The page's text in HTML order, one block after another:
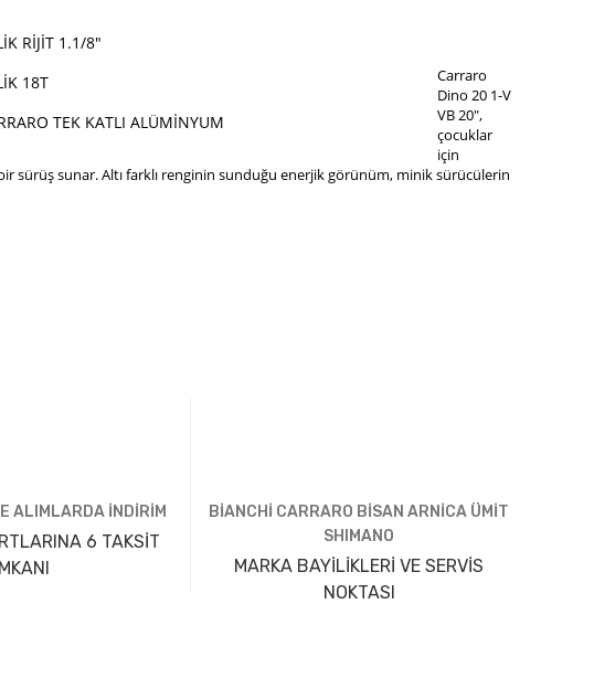
RİJİT 1.1/8"
18T
TEK KATLI ALÜMİNYUM
Carraro
Dino 20 1-V
VB 20",
çocuklar
için
sürüş sunar. Altı farklı renginin sunduğu enerjik görünüm, minik sürücülerin
ALIMLARDA İNDİRİM
6 TAKSİT
BİANCHİ CARRARO BİSAN ARNİCA ÜMİT
SHIMANO
MARKA BAYİLİKLERİ VE SERVİS
NOKTASI